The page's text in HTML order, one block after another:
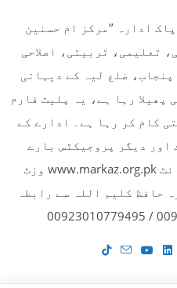
ادارہ ’’مرکز ام حسنین
تعلیمی، تربیتی، اصلاحی
پنجاب، ضلع لیہ کے دیہاتی
پھیلا رہا ہے، یہ پلیٹ فارم
کام کر رہا ہے۔ ادارے کے
اور دیگر پروجیکٹس بارے
جاننے کےلیے آفیشل ویب سائٹ www.markaz.org.pk وزٹ
حافظ کلیم اللہ سے رابطہ